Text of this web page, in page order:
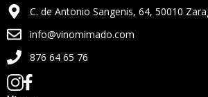
C. de Antonio Sangenis, 64, 50010
info@vinomimado.com
876 64 65 76